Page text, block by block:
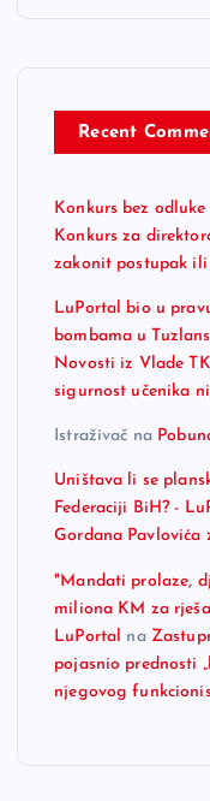
Recent
Konkurs bez
Konkurs za
zakonit postupak ili
LuPortal bio u
bombama u
Novosti iz Vlade
sigurnost učenika
Istraživač na
Uništava li se
Federaciji BiH? -
Gordana Pavlovića
"Mandati prolaze,
miliona KM za
LuPortal na
pojasnio prednosti
njegovog